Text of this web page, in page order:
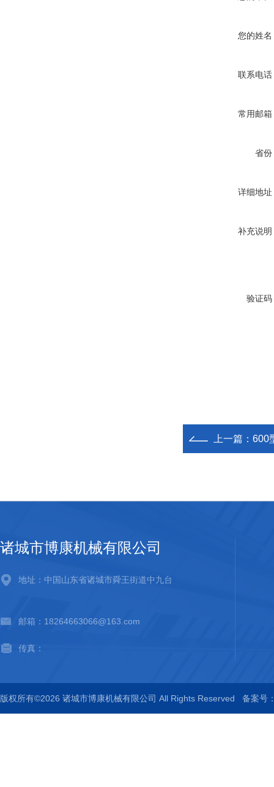
您的姓名
联系电话
常用邮箱
省份
详细地址
补充说明
验证码
上一篇： 600
诸城市博康机械有限公司
地址：中国山东省诸城市舜王街道中九台
邮箱：18264663066@163.com
传真：
版权所有©2026 诸城市博康机械有限公司 All Rights Reserved 备案号